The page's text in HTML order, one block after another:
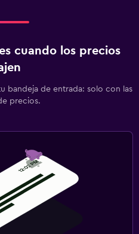
cuando los precios
bandeja de entrada: solo con las
precios.